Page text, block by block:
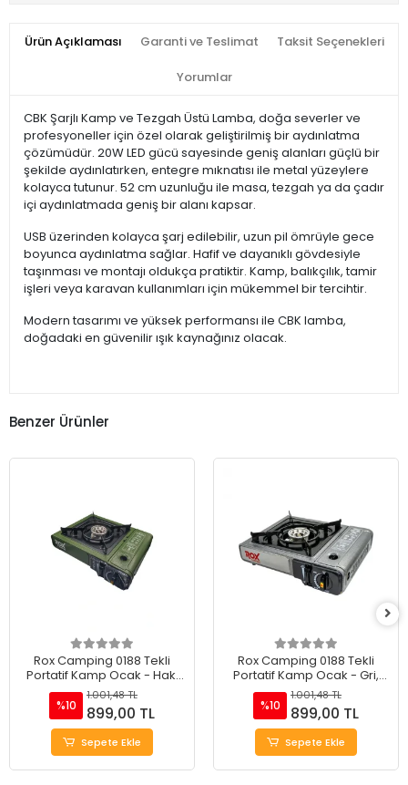
Ürün Açıklaması Garanti ve Teslimat Taksit Seçenekleri
Yorumlar
CBK Şarjlı Kamp ve Tezgah Üstü Lamba, doğa severler ve
profesyoneller için özel olarak geliştirilmiş bir aydınlatma
çözümüdür. 20W LED gücü sayesinde geniş alanları güçlü bir
şekilde aydınlatırken, entegre mıknatısı ile metal yüzeylere
kolayca tutunur. 52 cm uzunluğu ile masa, tezgah ya da çadır
içi aydınlatmada geniş bir alanı kapsar.
USB üzerinden kolayca şarj edilebilir, uzun pil ömrüyle gece
boyunca aydınlatma sağlar. Hafif ve dayanıklı gövdesiyle
taşınması ve montajı oldukça pratiktir. Kamp, balıkçılık, tamir
işleri veya karavan kullanımları için mükemmel bir tercihtir.
Modern tasarımı ve yüksek performansı ile CBK lamba,
doğadaki en güvenilir ışık kaynağınız olacak.
Benzer Ürünler
Rox Camping 0188 Tekli
Portatif Kamp Ocak - Haki
Yeşil, Rüzgarlıklı, Ekstra Gaz
Girişli
%10
1.001,48 TL
899,00 TL
Sepete Ekle
Rox Camping 0188 Tekli
Portatif Kamp Ocak - Gri,
Rüzgarlıklı, Ekstra Gaz Girişli
%10
1.001,48 TL
899,00 TL
Sepete Ekle